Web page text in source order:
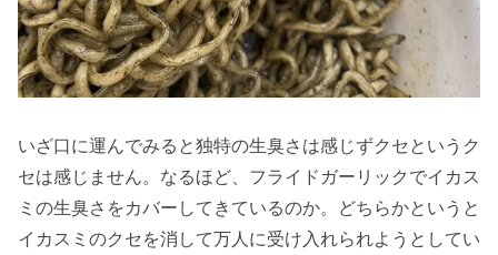
いざ口に運んでみると独特の生臭さは感じずクセというク
セは感じません。なるほど、フライドガーリックでイカス
ミの生臭さをカバーしてきているのか。どちらかというと
イカスミのクセを消して万人に受け入れられようとしてい